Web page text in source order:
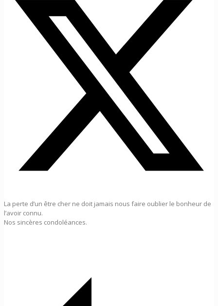
La perte d’un être cher ne doit jamais nous faire oublier le bonheur de
l’avoir connu.
Nos sincères condoléances.